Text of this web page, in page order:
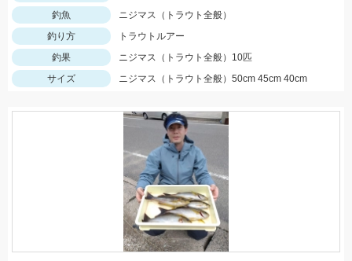
釣魚
ニジマス（トラウト全般）
釣り方
トラウトルアー
釣果
ニジマス（トラウト全般）10匹
サイズ
ニジマス（トラウト全般）50cm 45cm 40cm